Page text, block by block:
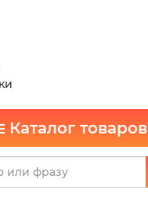
Каталог товаров